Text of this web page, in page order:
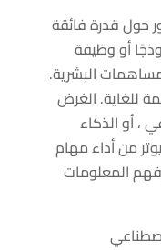
حول قدرة فائقة
أو وظيفة
البشرية.
للغاية. الغرض
، أو الذكاء
من أداء مهام
المعلومات